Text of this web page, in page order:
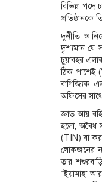
বিভিন্ন পদে
প্রতিষ্ঠানকে
দুর্নীতি ও
দৃশ্যমান যে
চুয়াবহর
ঠিক পাশেই
বাণিজ্যিক
অফিসের
জ্ঞাত আয়
হলো, অবৈধ
(TIN) বা
লোকজনের
তার
‘ইয়ামাহা